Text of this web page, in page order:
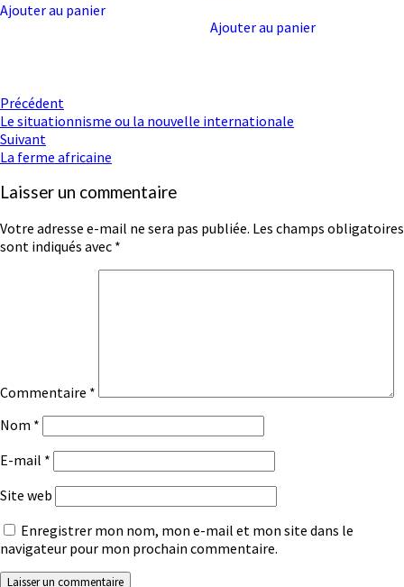
Ajouter au panier
Ajouter au panier
Navigation
d'article
Précédent
Le situationnisme ou la nouvelle internationale
Suivant
La ferme africaine
Laisser un commentaire
Votre adresse e-mail ne sera pas publiée. Les champs obligatoires
sont indiqués avec *
Commentaire *
Nom *
E-mail *
Site web
Enregistrer mon nom, mon e-mail et mon site dans le
navigateur pour mon prochain commentaire.